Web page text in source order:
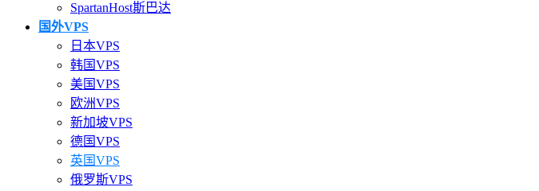
SpartanHost斯巴达
国外VPS
日本VPS
韩国VPS
美国VPS
欧洲VPS
新加坡VPS
德国VPS
英国VPS
俄罗斯VPS